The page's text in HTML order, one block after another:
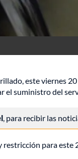
este viernes
el suministro del
, para recibir las
restricción para este